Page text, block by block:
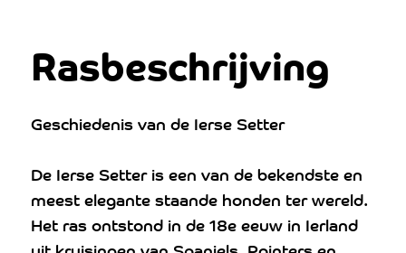
Rasbeschrijving
Geschiedenis van de Ierse Setter
De Ierse Setter is een van de bekendste en
meest elegante staande honden ter wereld.
Het ras ontstond in de 18e eeuw in Ierland